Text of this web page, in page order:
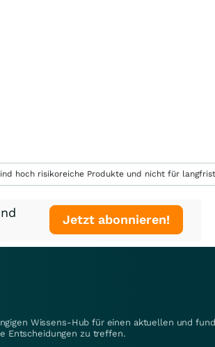
hoch risikoreiche Produkte und nicht für
Jetzt abonnieren!
Wissens-Hub für einen aktuellen und
Entscheidungen zu treffen.